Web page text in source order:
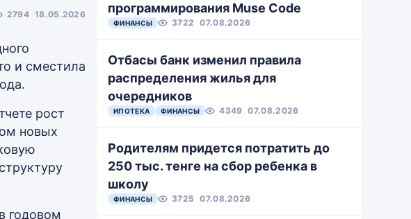
2794 18.05.2026
и сместила
рост
новых
годовом
программирования Muse Code
ФИНАНСЫ 3722 07.08.2026
Отбасы банк изменил правила
распределения жилья для
очередников
ИПОТЕКА ФИНАНСЫ 4349 07.08.2026
Родителям придется потратить до
250 тыс. тенге на сбор ребенка в
школу
ФИНАНСЫ 3725 07.08.2026